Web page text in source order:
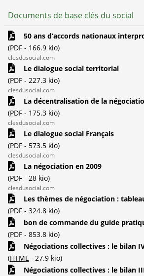
Documents de base clés du social
50 ans d’accords nationaux
(PDF - 166.9 kio)
clesdusocial.com
Le dialogue social territorial
(PDF - 227.3 kio)
clesdusocial.com
La décentralisation de la
(PDF - 175.3 kio)
clesdusocial.com
Le dialogue social Français
(PDF - 573.5 kio)
clesdusocial.com
La négociation en 2009
(PDF - 28 kio)
clesdusocial.com
Les thèmes de négociation :
(PDF - 324.8 kio)
bon de commande du guide
(PDF - 853.8 kio)
Négociations collectives : le bilan
(HTML - 27.9 kio)
Négociations collectives : le bilan